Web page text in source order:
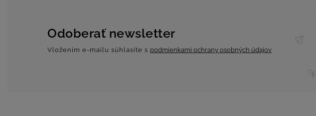
Odoberať newsletter
Vložením e-mailu súhlasíte s podmienkami ochrany osobných údajov